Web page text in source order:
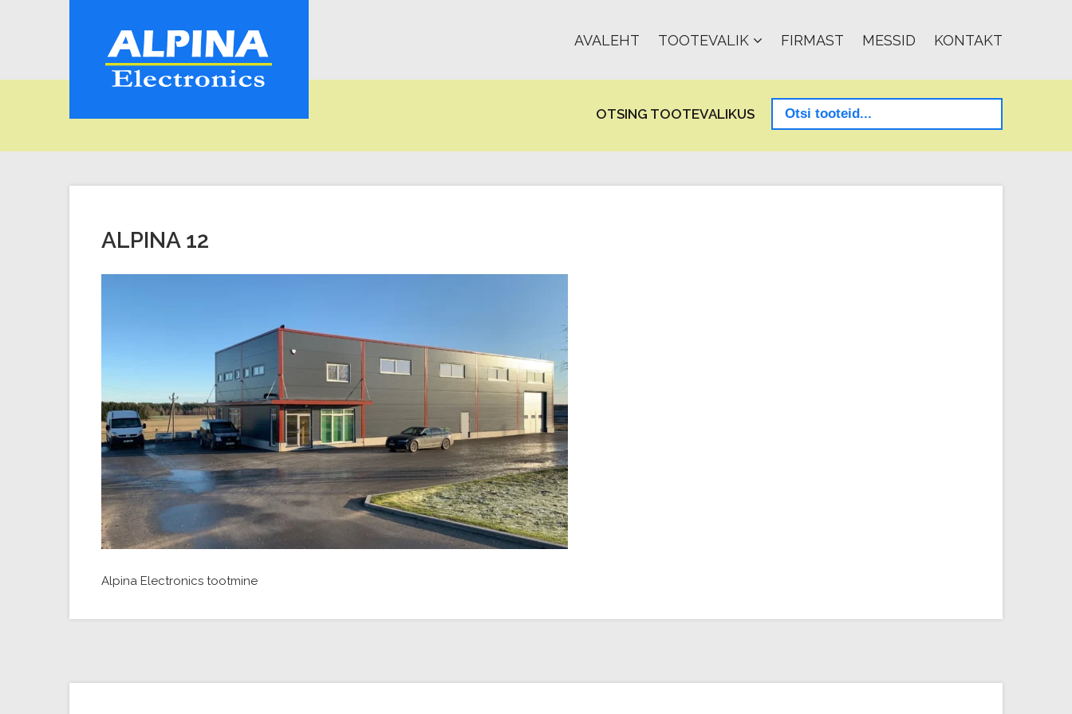
AVALEHT TOOTEVALIK FIRMAST MESSID KONTAKT
OTSING TOOTEVALIKUS
ALPINA 12
Alpina Electronics tootmine